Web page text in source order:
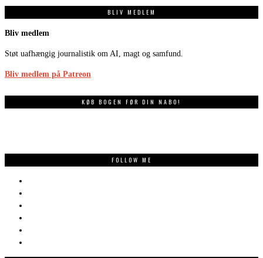
BLIV MEDLEM
Bliv medlem
Støt uafhængig journalistik om AI, magt og samfund.
Bliv medlem på Patreon
KØB BOGEN FØR DIN NABO!
FOLLOW ME